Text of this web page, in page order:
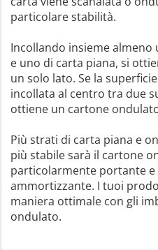
particolare stabilità.
Incollando insieme
e uno di carta piana, si
un solo lato. Se la
incollata al centro tra due
ottiene un cartone
Più strati di carta piana e
più stabile sarà il cartone
particolarmente portante
ammortizzante. I tuoi
maniera ottimale con gli
ondulato.